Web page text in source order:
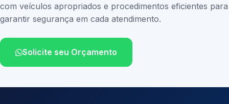
com veículos apropriados e procedimentos eficientes para
garantir segurança em cada atendimento.
Solicite seu Orçamento